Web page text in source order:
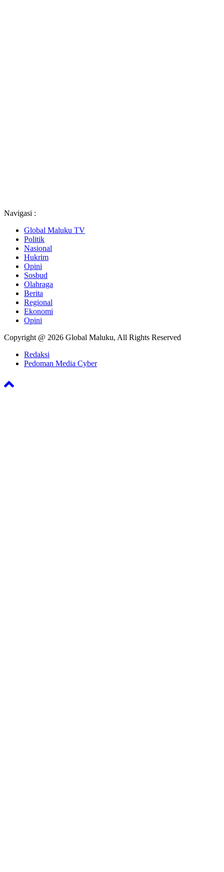
Navigasi :
Global Maluku TV
Politik
Nasional
Hukrim
Opini
Sosbud
Olahraga
Berita
Regional
Ekonomi
Opini
Copyright @ 2026 Global Maluku, All Rights Reserved
Redaksi
Pedoman Media Cyber